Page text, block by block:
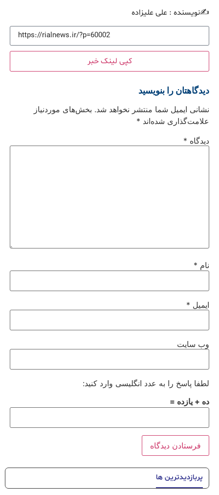
✍️نویسنده : علی علیزاده
کپی لینک خبر
دیدگاهتان را بنویسید
نشانی ایمیل شما منتشر نخواهد شد. بخش‌های موردنیاز
علامت‌گذاری شده‌اند *
دیدگاه *
نام *
ایمیل *
وب‌ سایت
لطفا پاسخ را به عدد انگلیسی وارد کنید:
ده + یازده =
پربازدیدترین ها